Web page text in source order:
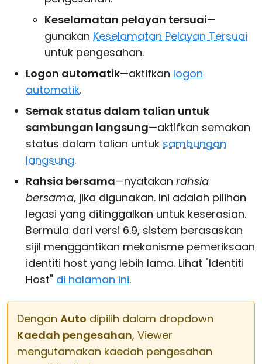
Keselamatan pelayan tersuai—
gunakan Keselamatan Pelayan Tersuai
untuk pengesahan.
Logon automatik—aktifkan logon
automatik.
Semak status dalam talian untuk
sambungan langsung—aktifkan semakan
status dalam talian untuk sambungan
langsung.
Rahsia bersama—nyatakan rahsia
bersama, jika digunakan. Ini adalah pilihan
legasi yang ditinggalkan untuk keserasian.
Bermula dari versi 6.9, sistem berasaskan
sijil menggantikan mekanisme pemeriksaan
identiti host yang lebih lama. Lihat "Identiti
Host" di halaman ini.
Dengan Auto dipilih dalam dropdown
Kaedah pengesahan, Viewer
mengutamakan kaedah pengesahan